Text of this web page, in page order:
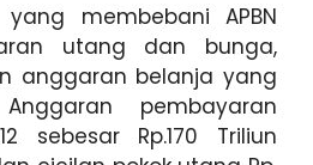
membebani APBN
utang dan bunga,
anggaran belanja yang
pembayaran
sebesar Rp.170 Triliun